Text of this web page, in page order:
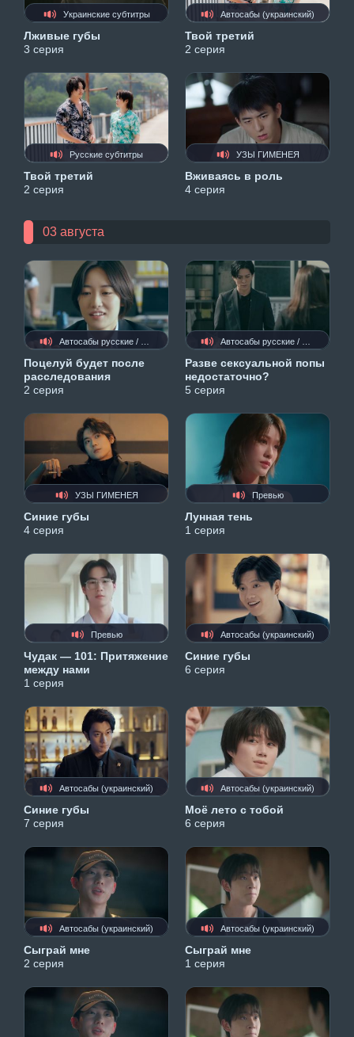
Украинские субтитры
Лживые губы
3 серия
Автосабы (украинский)
Твой третий
2 серия
Русские субтитры
Твой третий
2 серия
УЗЫ ГИМЕНЕЯ
Вживаясь в роль
4 серия
03 августа
Автосабы русские / украинские
Поцелуй будет после
расследования
2 серия
Автосабы русские / украинские
Разве сексуальной попы
недостаточно?
5 серия
УЗЫ ГИМЕНЕЯ
Синие губы
4 серия
Превью
Лунная тень
1 серия
Превью
Чудак — 101: Притяжение
между нами
1 серия
Автосабы (украинский)
Синие губы
6 серия
Автосабы (украинский)
Синие губы
7 серия
Автосабы (украинский)
Моё лето с тобой
6 серия
Автосабы (украинский)
Сыграй мне
2 серия
Автосабы (украинский)
Сыграй мне
1 серия